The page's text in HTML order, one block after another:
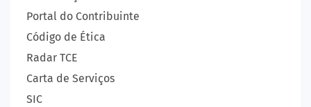
Portal do Contribuinte
Código de Ética
Radar TCE
Carta de Serviços
SIC